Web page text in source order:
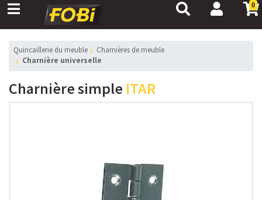
0
Quincaillerie du meuble
Charnières de meuble
Charnière universelle
Charnière simple ITAR